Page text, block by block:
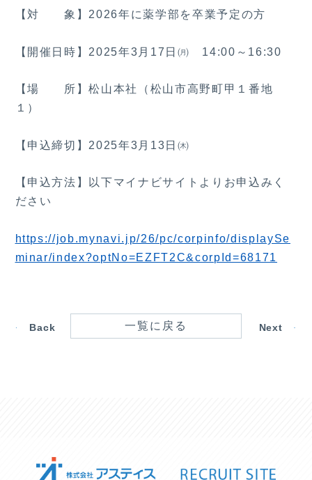
【対 象】2026年に薬学部を卒業予定の方
【開催日時】2025年3月17日㈪ 14:00～16:30
【場 所】松山本社（松山市高野町甲１番地
１）
【申込締切】2025年3月13日㈭
【申込方法】以下マイナビサイトよりお申込みく
ださい
https://job.mynavi.jp/26/pc/corpinfo/displaySe
minar/index?optNo=EZFT2C&corpId=68171
Back Next
一覧に戻る